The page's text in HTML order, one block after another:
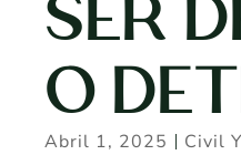
SER
O
Abril 1, 2025 Civil